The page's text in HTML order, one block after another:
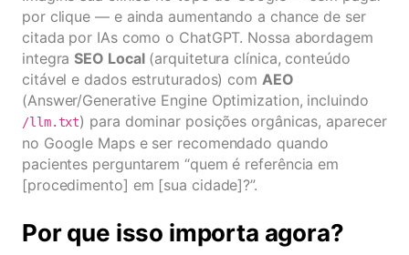
por clique — e ainda aumentando a chance de ser
citada por IAs como o ChatGPT. Nossa abordagem
integraSEO Local(arquitetura clínica, conteúdo
citável e dados estruturados) com AEO
(Answer/Generative Engine Optimization, incluindo
/llm.txt) para dominar posições orgânicas, aparecer
no Google Maps e ser recomendado quando
pacientes perguntarem “quem é referência em
[procedimento] em [sua cidade]?”.
Por que isso importa agora?